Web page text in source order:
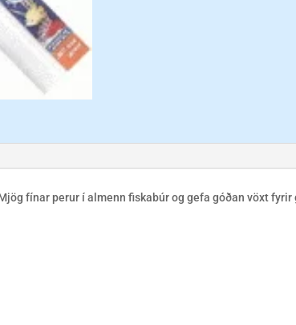
fínar perur í almenn fiskabúr og gefa góðan vöxt